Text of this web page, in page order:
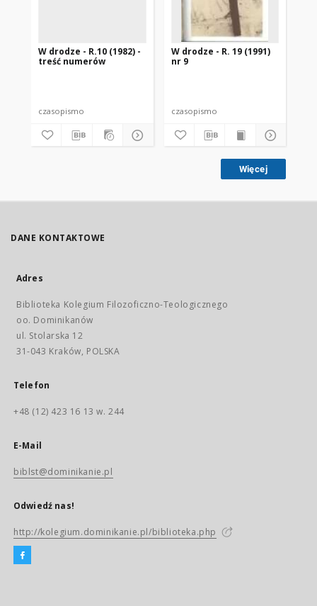
W drodze - R.10 (1982) -
treść numerów
czasopismo
W drodze - R. 19 (1991)
nr 9
czasopismo
Więcej
DANE KONTAKTOWE
Adres
Biblioteka Kolegium Filozoficzno-Teologicznego
oo. Dominikanów
ul. Stolarska 12
31-043 Kraków, POLSKA
Telefon
+48 (12) 423 16 13 w. 244
E-Mail
biblst@dominikanie.pl
Odwiedź nas!
http://kolegium.dominikanie.pl/biblioteka.php